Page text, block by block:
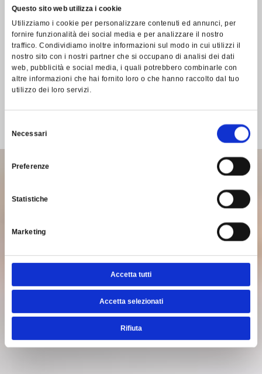
Questo sito web utilizza i cookie
Utilizziamo i cookie per personalizzare contenuti ed annunci, per
fornire funzionalità dei social media e per analizzare il nostro
traffico. Condividiamo inoltre informazioni sul modo in cui utilizzi il
nostro sito con i nostri partner che si occupano di analisi dei dati
web, pubblicità e social media, i quali potrebbero combinarle con
altre informazioni che hai fornito loro o che hanno raccolto dal tuo
utilizzo dei loro servizi.
del
consenso
Necessari
Preferenze
Statistiche
Marketing
Accetta tutti
Accetta selezionati
Rifiuta
Hieristdie
Gastfreundschaft